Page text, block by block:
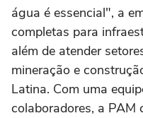
água é essencial", a
completas para
além de atender
mineração e
Latina. Com uma
colaboradores, a PAM